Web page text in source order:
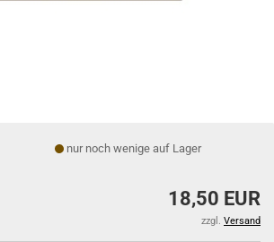
nur noch wenige auf Lager
18,50 EUR
zzgl. Versand